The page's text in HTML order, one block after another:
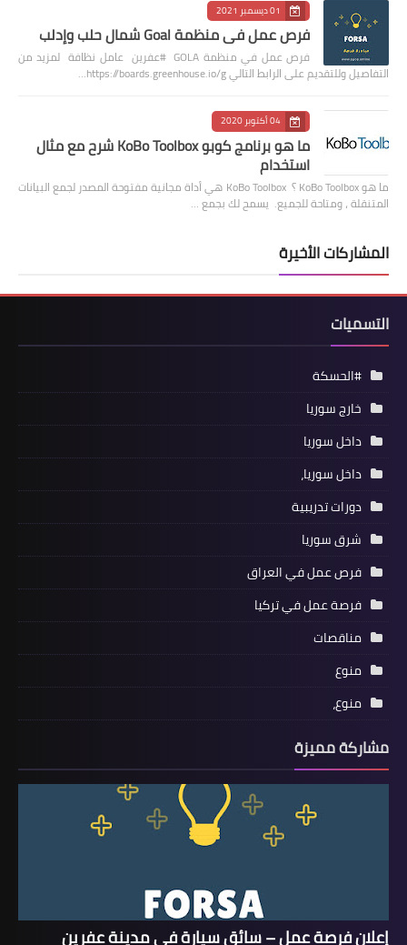
01 ديسمبر 2021
فرص عمل في منظمة Goal شمال حلب وإدلب
فرص عمل في منظمة GOLA #عفرين عامل نظافة لمزيد من
التفاصيل وللتقديم على الرابط التالي https://boards.greenhouse.io/g…
04 أكتوبر 2020
ما هو برنامج كوبو KoBo Toolbox شرح مع مثال
استخدام
ما هو KoBo Toolbox ؟ KoBo Toolbox هي أداة مجانية مفتوحة المصدر لجمع البيانات
المتنقلة ، ومتاحة للجميع. يسمح لك بجمع …
المشاركات الأخيرة
التسميات
#الحسكة
خارج سوريا
داخل سوريا
داخل سوريا،
دورات تدريبية
شرق سوريا
فرص عمل في العراق
فرصة عمل في تركيا
مناقصات
منوع
منوع،
مشاركة مميزة
إعلان فرصة عمل – سائق سيارة في مدينة عفرين